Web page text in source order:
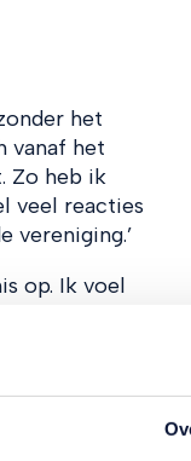
het
vanaf het
Zo heb ik
veel reacties
vereniging.’
op. Ik voel
me
met buiten